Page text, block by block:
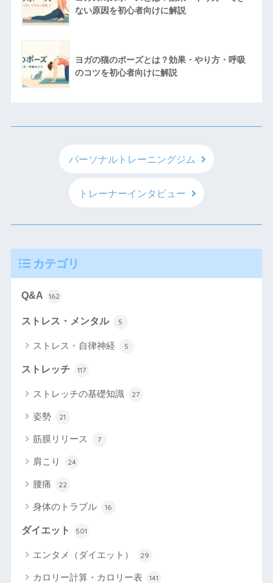
ない原因を初心者向けに解説
ヨガの猫のポーズとは？効果・やり方・呼吸
のコツを初心者向けに解説
パーソナルトレーニングジム
トレーナーインタビュー
カテゴリ
Q&A 162
ストレス・メンタル 5
ストレス・自律神経 5
ストレッチ 117
ストレッチの基礎知識 27
姿勢 21
筋膜リリース 7
肩こり 24
腰痛 22
身体のトラブル 16
ダイエット 501
エンタメ（ダイエット） 29
カロリー計算・カロリー表 141